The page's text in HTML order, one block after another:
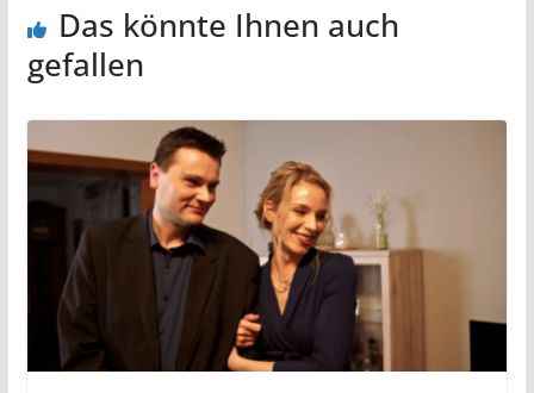
Das könnte Ihnen auch
gefallen